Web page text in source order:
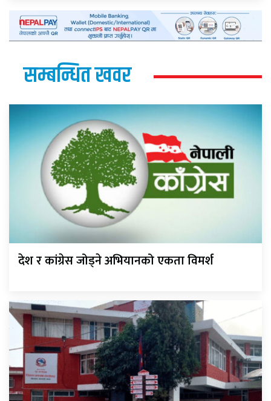
सम्बन्धित खवर
देश र कांग्रेस जोड्ने अभियानको एकता विमर्श